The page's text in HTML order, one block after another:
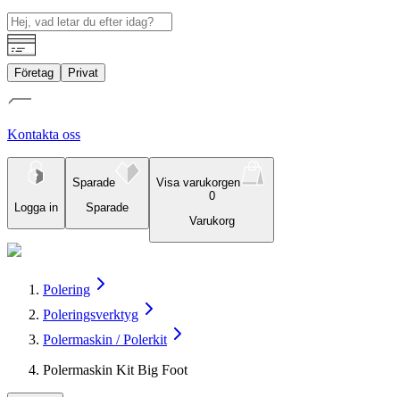
Företag Privat
Kontakta oss
Logga in
Sparade
Sparade
Visa varukorgen
0
Varukorg
Polering
Poleringsverktyg
Polermaskin / Polerkit
Polermaskin Kit Big Foot